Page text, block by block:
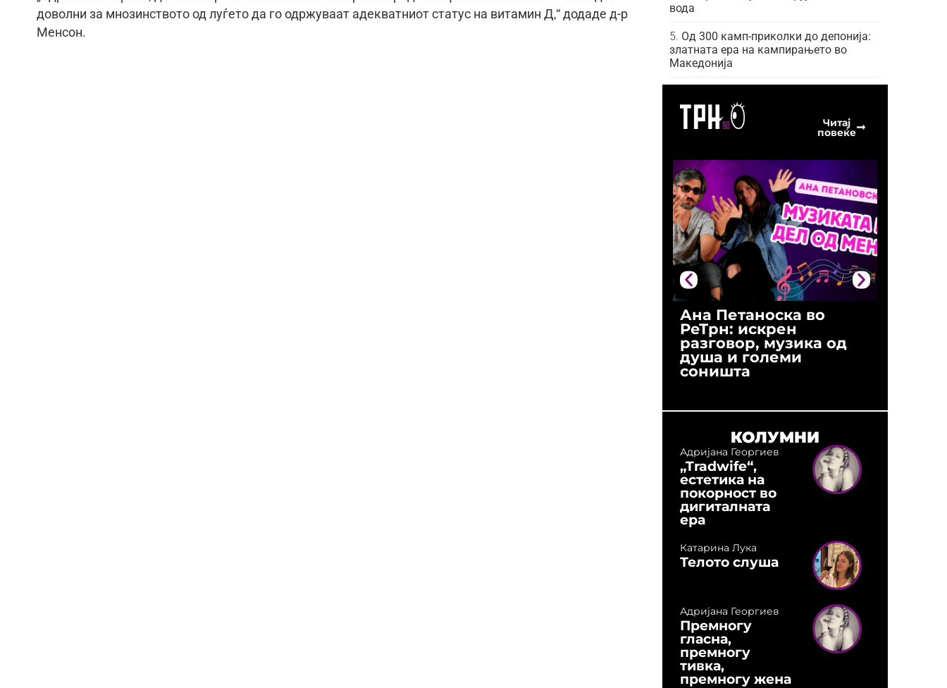
доволни за мнозинството од луѓето да го одржуваат адекватниот статус на витамин Д,“ додаде д-р
Менсон.
вода
Од 300 камп-приколки до депонија:
златната ера на кампирањето во
Македонија
Читај
повеќе
Ана Петаноска во
РеТрн: искрен
разговор, музика од
душа и големи
соништа
КОЛУМНИ
Адријана Георгиев
„Tradwife“,
естетика на
покорност во
дигиталната
ера
Катарина Лука
Телото слуша
Адријана Георгиев
Премногу
гласна,
премногу
тивка,
премногу жена